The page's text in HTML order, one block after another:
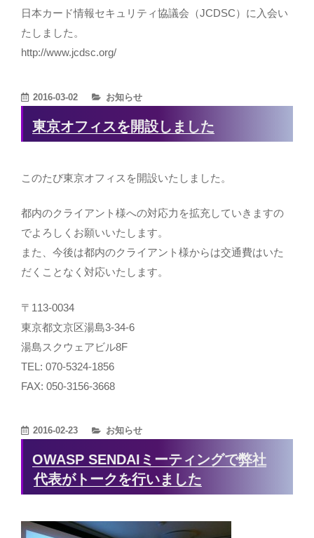
日本カード情報セキュリティ協議会（JCDSC）に入会い
たしました。
http://www.jcdsc.org/
2016-03-02
カ
ゴ
お知らせ
東京オフィスを開設しました
このたび東京オフィスを開設いたしました。
都内のクライアント様への対応力を拡充していきますの
でよろしくお願いいたします。
また、今後は都内のクライアント様からは交通費はいた
だくことなく対応いたします。
〒113-0034
東京都文京区湯島3-34-6
湯島スクウェアビル8F
TEL: 070-5324-1856
FAX: 050-3156-3668
2016-02-23
カ
ゴ
リ
ー
お知らせ
OWASP SENDAIミーティングで弊社
代表がトークを行いました